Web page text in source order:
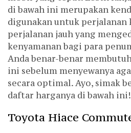
di bawah ini merupakan
digunakan untuk perjalanan
perjalanan jauh yang
kenyamanan bagi para
Anda benar-benar
ini sebelum menyewanya
secara optimal. Ayo, simak
daftar harganya di bawah ini!
Toyota Hiace